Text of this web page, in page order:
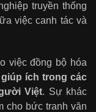
truyền thống
việc canh tác và
việc đồng bộ hóa
giúp ích trong các
Việt. Sự khác
cho bức tranh văn